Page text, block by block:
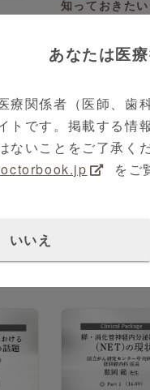
知っておきた
の
あなたは医
療関係者（医師、歯
トです。掲載する情
ないことをご了承くだ
をご
いいえ